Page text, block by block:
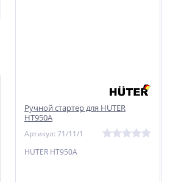
Ручной стартер для HUTER
HT950A
Артикул: 71/11/1
HUTER HT950A